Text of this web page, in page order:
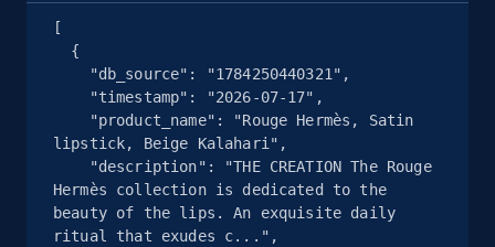
[
lipstick, Beige Kalahari",
Hermès collection is dedicated to the
beauty of the lips. An exquisite daily
ritual that exudes c...",